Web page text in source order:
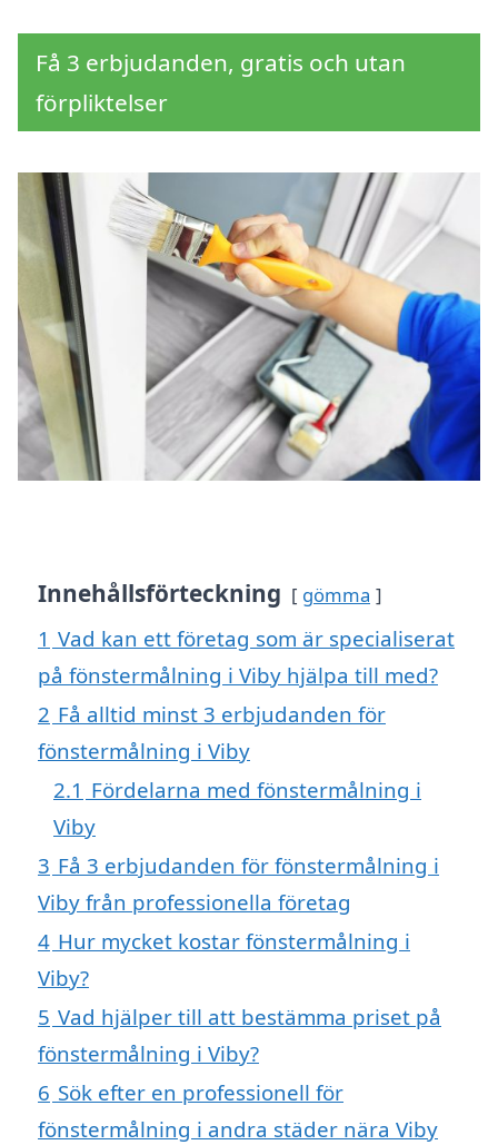
Få 3 erbjudanden, gratis och utan
förpliktelser
Innehållsförteckning gömma
1 Vad kan ett företag som är specialiserat
på fönstermålning i Viby hjälpa till med?
2 Få alltid minst 3 erbjudanden för
fönstermålning i Viby
2.1 Fördelarna med fönstermålning i
Viby
3 Få 3 erbjudanden för fönstermålning i
Viby från professionella företag
4 Hur mycket kostar fönstermålning i
Viby?
5 Vad hjälper till att bestämma priset på
fönstermålning i Viby?
6 Sök efter en professionell för
fönstermålning i andra städer nära Viby